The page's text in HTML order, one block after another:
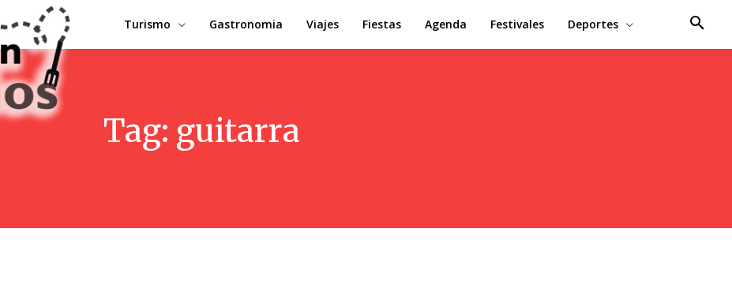
Turismo Gastronomia Viajes Fiestas Agenda Festivales Deportes
Tag: guitarra